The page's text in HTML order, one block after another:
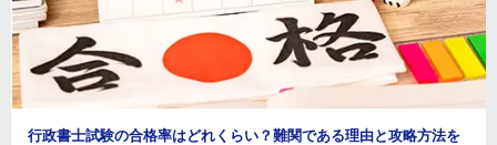
行政書士試験の合格率はどれくらい？難関である理由と攻略方法を